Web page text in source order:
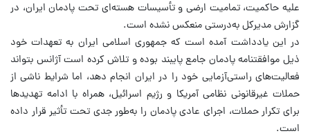
علیه حاکمیت، تمامیت ارضی و تأسیسات هسته‌ای تحت پادمان ایران، در
گزارش مدیرکل به‌درستی منعکس نشده است.
در این یادداشت آمده است که جمهوری اسلامی ایران به تعهدات خود
ذیل موافقتنامه پادمان جامع پایبند بوده و تلاش کرده است آژانس بتواند
فعالیت‌های راستی‌آزمایی خود را در ایران انجام دهد، اما شرایط ناشی از
حملات غیرقانونی نظامی آمریکا و رژیم اسرائیل، همراه با ادامه تهدیدها
برای تکرار حملات، اجرای عادی پادمان را به‌طور جدی تحت تأثیر قرار داده
است.